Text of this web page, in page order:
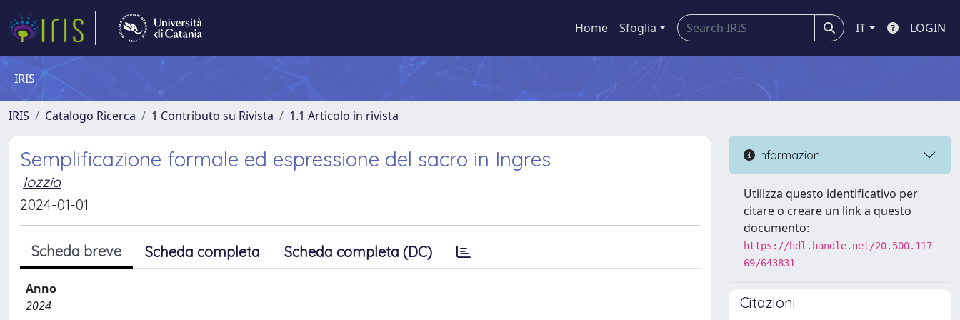
Home Sfoglia IT LOGIN
IRIS
IRIS Catalogo Ricerca 1 Contributo su Rivista 1.1 Articolo in rivista
Semplificazione formale ed espressione del sacro in Ingres
Iozzia
2024-01-01
Scheda breve Scheda completa Scheda completa (DC)
Anno
2024
Informazioni
Utilizza questo identificativo per
citare o creare un link a questo
documento:
https://hdl.handle.net/20.500.117
69/643831
Citazioni